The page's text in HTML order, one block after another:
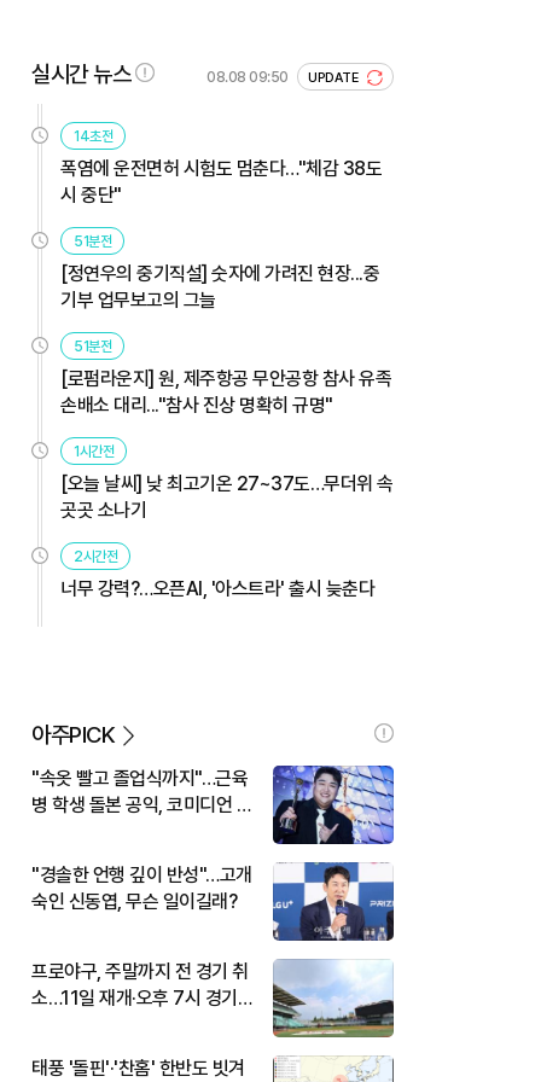
실시간 뉴스 08.08 09:50 UPDATE
14초전
폭염에 운전면허 시험도 멈춘다…"체감 38도
시 중단"
51분전
[정연우의 중기직설] 숫자에 가려진 현장...중
기부 업무보고의 그늘
51분전
[로펌라운지] 원, 제주항공 무안공항 참사 유족
손배소 대리..."참사 진상 명확히 규명"
1시간전
[오늘 날씨] 낮 최고기온 27~37도…무더위 속
곳곳 소나기
2시간전
너무 강력?…오픈AI, '아스트라' 출시 늦춘다
아주PICK
"속옷 빨고 졸업식까지"…근육
병 학생 돌본 공익, 코미디언 김
"경솔한 언행 깊이 반성"…고개
숙인 신동엽, 무슨 일이길래?
프로야구, 주말까지 전 경기 취
소…11일 재개·오후 7시 경기
태풍 '돌핀'·'찬홈' 한반도 빗겨